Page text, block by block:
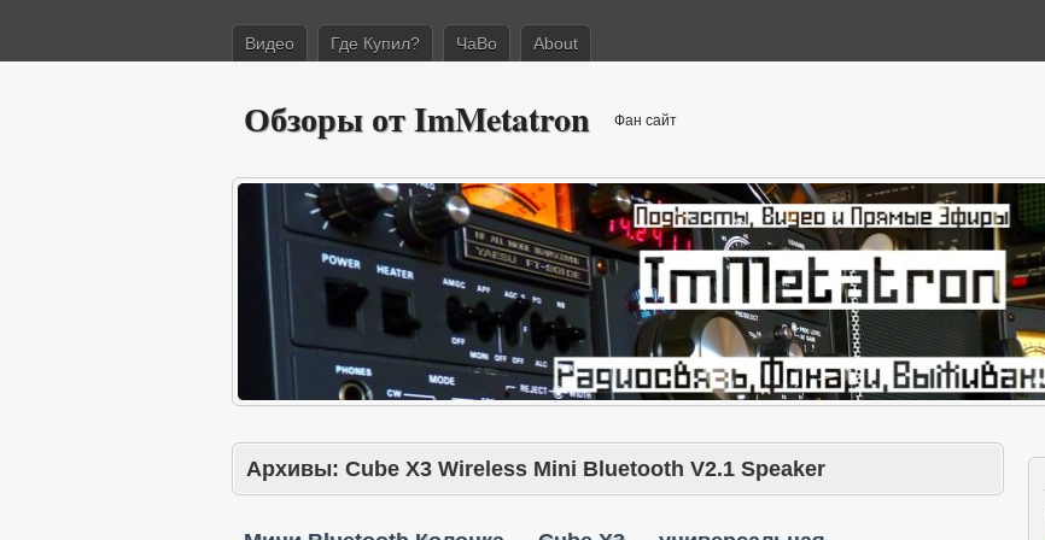
Видео Где Купил? ЧаВо About
Обзоры от ImMetatron Фан сайт
Архивы: Cube X3 Wireless Mini Bluetooth V2.1 Speaker